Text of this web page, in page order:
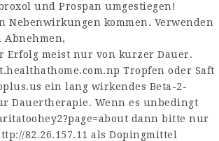
und Prospan umgestiegen!
Nebenwirkungen kommen. Verwenden
Abnehmen,
Erfolg meist nur von kurzer Dauer.
Tropfen oder Saft
ein lang wirkendes Beta-2-
Dauertherapie. Wenn es unbedingt
dann bitte nur
82.26.157.11 als Dopingmittel